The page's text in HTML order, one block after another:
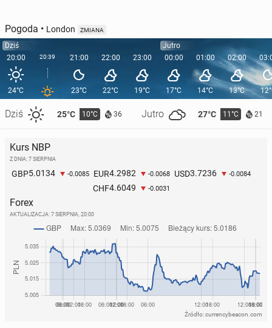
Pogoda • London ZMIANA
Dziś
20:00
24°C
Dziś 25°C 10°C 36 Jutro 27°C 11°C 21
20:39 21:00
23°C
22:00
22°C
23:00
19°C
Jutro
00:00
17°C
01:00
14°C
02:00
13°C
Kurs NBP
Z DNIA: 7 SIERPNIA
GBP5.0134 -0.0085 EUR4.2982 -0.0068 USD3.7236 -0.0084
CHF4.6049 -0.0031
Forex
AKTUALIZACJA: 7 SIERPNIA, 20:00
Źródło: currencybeacon.com